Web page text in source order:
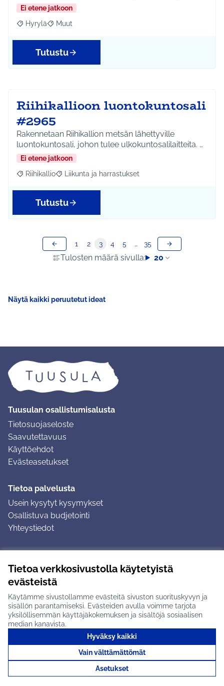
Tietoa verkkosivustolla käytetyistä
evästeistä
Käytämme sivustollamme evästeitä sivuston suorituskyvyn ja
sisällön parantamiseksi. Evästeiden avulla voimme tarjota
yksilöllisemmän käyttäjäkokemuksen ja sisältöjä sosiaalisen
median kanavista.
Hyväksy kaikki
Vain välttämättömät
Asetukset
Ei etene jatkoon
Rajaa tulokset aihepiirin mukaan: Hyrylä
Hyrylä Rajaa tulokset teeman mukaan: Muut
Muut
Tutustu
Riihikallioon luontokuntosali
#2965
Rakennetaan Riihikallion metsän lähettyville
luontokuntosali, johon tulee ulkokuntosalilaitteita. …
Ei etene jatkoon
Rajaa tulokset aihepiirin mukaan: Riihikallio
Riihikallio Rajaa tulokset teeman mukaan: Liikunta ja
Liikunta ja harrastukset
Tutustu
Tulosten määrä sivulla: 20
1 2 3 4 5 … 35
Näytä kaikki peruutetut ideat
Tuusulan osallistumisalusta
Tietosuojaseloste
Saavutettavuus
Käyttöehdot
Evästeasetukset
Tietoa palvelusta
Usein kysytyt kysymykset
Osallistuva budjetointi
Yhteystiedot
Ohjeet kirjautumiseen
Ohjeet kommentin jättämiseen
Creative Commons -lisenssi
(Ulkoinen linkki)Verkkosivusto luotuvapaan ohjelmiston
Tuusulan osallistumisalusta X-palvelussa
(Ulkoinen linkki)